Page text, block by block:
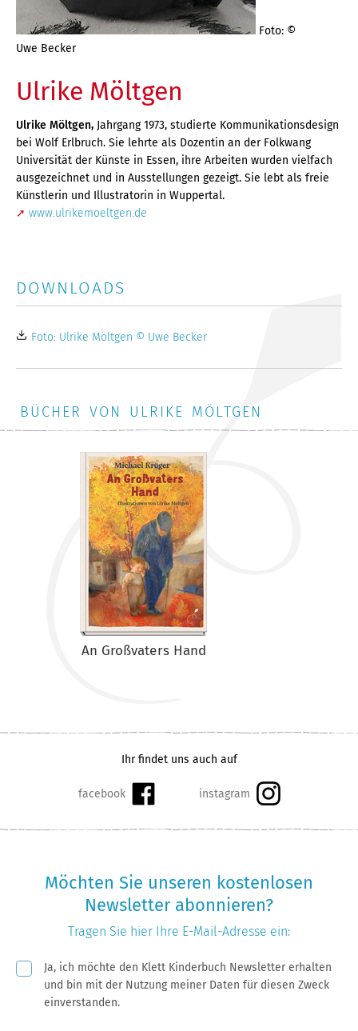
Foto: ©
Uwe Becker
Ulrike Möltgen
Ulrike Möltgen, Jahrgang 1973, studierte Kommunikationsdesign
bei Wolf Erlbruch. Sie lehrte als Dozentin an der Folkwang
Universität der Künste in Essen, ihre Arbeiten wurden vielfach
ausgezeichnet und in Ausstellungen gezeigt. Sie lebt als freie
Künstlerin und Illustratorin in Wuppertal.
www.ulrikemoeltgen.de
DOWNLOADS
Foto: Ulrike Möltgen © Uwe Becker
BÜCHER VON ULRIKE MÖLTGEN
An Großvaters Hand
Ihr findet uns auch auf
Möchten Sie unseren kostenlosen
Newsletter abonnieren?
Tragen Sie hier Ihre E-Mail-Adresse ein:
PflichtfeldJa, ich möchte den Klett Kinderbuch Newsletter erhalten
und bin mit der Nutzung meiner Daten für diesen Zweck
einverstanden.